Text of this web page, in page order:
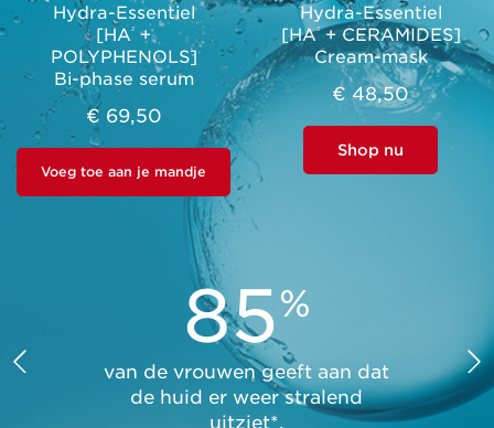
85%
van de vrouwen geeft aan dat
de huid er weer stralend
uitziet*.
Hydra-Essentiel
[HA² +
POLYPHENOLS]
Bi-phase serum
€ 69,50
Voeg toe aan je mandje
Hydra-Essentiel
[HA²+ CERAMIDES]
Cream-mask
€ 48,50
Shop nu